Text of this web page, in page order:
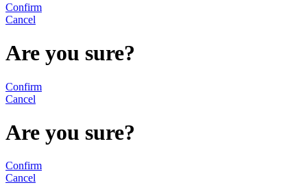
Confirm
Cancel
Are you sure?
Confirm
Cancel
Are you sure?
Confirm
Cancel